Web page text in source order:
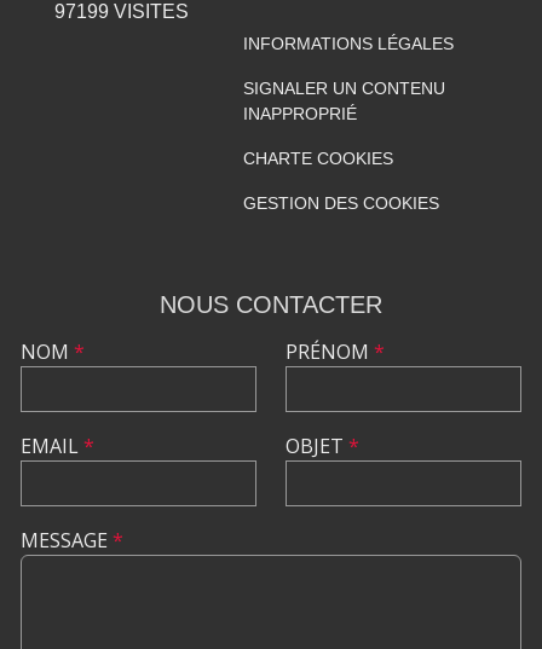
97199 VISITES
INFORMATIONS LÉGALES
SIGNALER UN CONTENU
INAPPROPRIÉ
CHARTE COOKIES
GESTION DES COOKIES
NOUS CONTACTER
NOM *
EMAIL*
PRÉNOM *
OBJET *
MESSAGE *